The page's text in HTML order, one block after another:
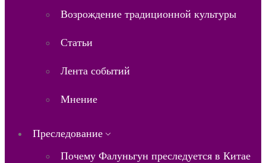
Возрождение традиционной культуры
Статьи
Лента событий
Мнение
Преследование
Почему Фалуньгун преследуется в Китае